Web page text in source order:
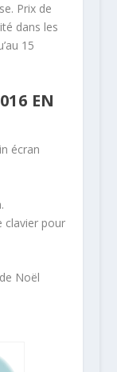
Prix de
dans les
15
EN
écran
pour
Noël